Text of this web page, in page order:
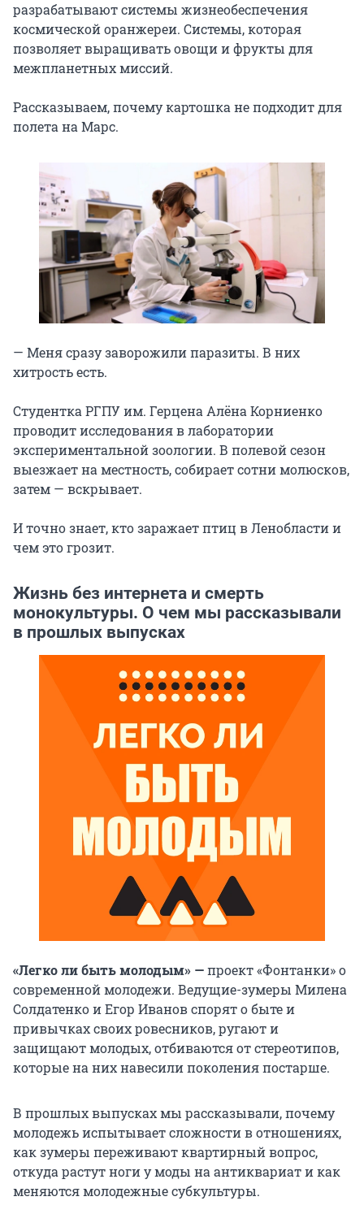
разрабатывают системы жизнеобеспечения
космической оранжереи. Системы, которая
позволяет выращивать овощи и фрукты для
межпланетных миссий.
Рассказываем, почему картошка не подходит для
полета на Марс.
— Меня сразу заворожили паразиты. В них
хитрость есть.
Студентка РГПУ им. Герцена Алёна Корниенко
проводит исследования в лаборатории
экспериментальной зоологии. В полевой сезон
выезжает на местность, собирает сотни молюсков,
затем — вскрывает.
И точно знает, кто заражает птиц в Ленобласти и
чем это грозит.
Жизнь без интернета и смерть
монокультуры. О чем мы рассказывали
в прошлых выпусках
«Легко ли быть молодым» —проект «Фонтанки» о
современной молодежи. Ведущие-зумеры Милена
Солдатенко и Егор Иванов спорят о быте и
привычках своих ровесников, ругают и
защищают молодых, отбиваются от стереотипов,
которые на них навесили поколения постарше.
В прошлых выпусках мы рассказывали, почему
молодежь испытывает сложности в отношениях,
как зумеры переживают квартирный вопрос,
откуда растут ноги у моды на антиквариат и как
меняются молодежные субкультуры.